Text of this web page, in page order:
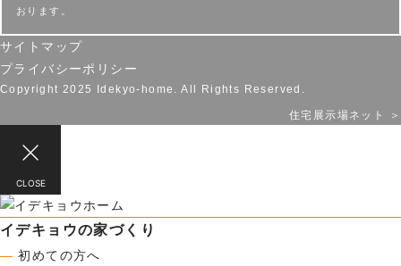
おります。
サイトマップ
プライバシーポリシー
Copyright 2025 Idekyo-home. All Rights Reserved.
住宅展示場ネット ＞
CLOSE
イデキョウの家づくり
― 初めての方へ